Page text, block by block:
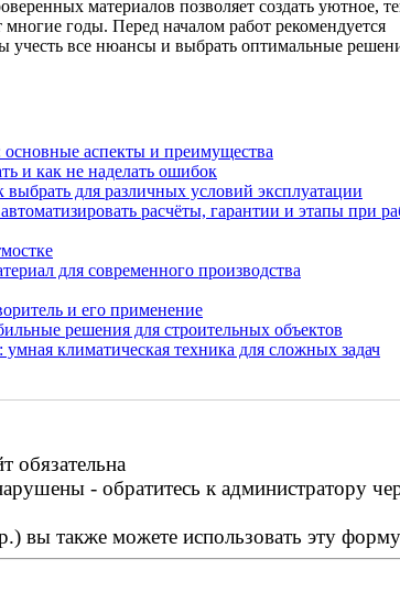
материалов позволяет создать уютное,
годы. Перед началом работ рекомендуется
учесть все нюансы и выбрать оптимальные
аспекты и преимущества
и как не наделать ошибок
выбрать для различных условий эксплуатации
расчёты, гарантии и этапы при
для современного производства
и его применение
решения для строительных объектов
климатическая техника для сложных задач
обязательна
- обратитесь к администратору
вы также можете использовать эту